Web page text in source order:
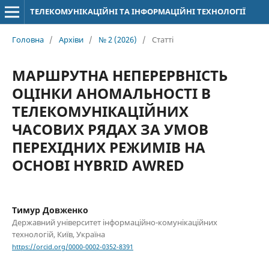
ТЕЛЕКОМУНІКАЦІЙНІ ТА ІНФОРМАЦІЙНІ ТЕХНОЛОГІЇ
Головна / Архіви / № 2 (2026) / Статті
МАРШРУТНА НЕПЕРЕРВНІСТЬ
ОЦІНКИ АНОМАЛЬНОСТІ В
ТЕЛЕКОМУНІКАЦІЙНИХ
ЧАСОВИХ РЯДАХ ЗА УМОВ
ПЕРЕХІДНИХ РЕЖИМІВ НА
ОСНОВІ HYBRID AWRED
Тимур Довженко
Державний університет інформаційно-комунікаційних
технологій, Київ, Україна
https://orcid.org/0000-0002-0352-8391